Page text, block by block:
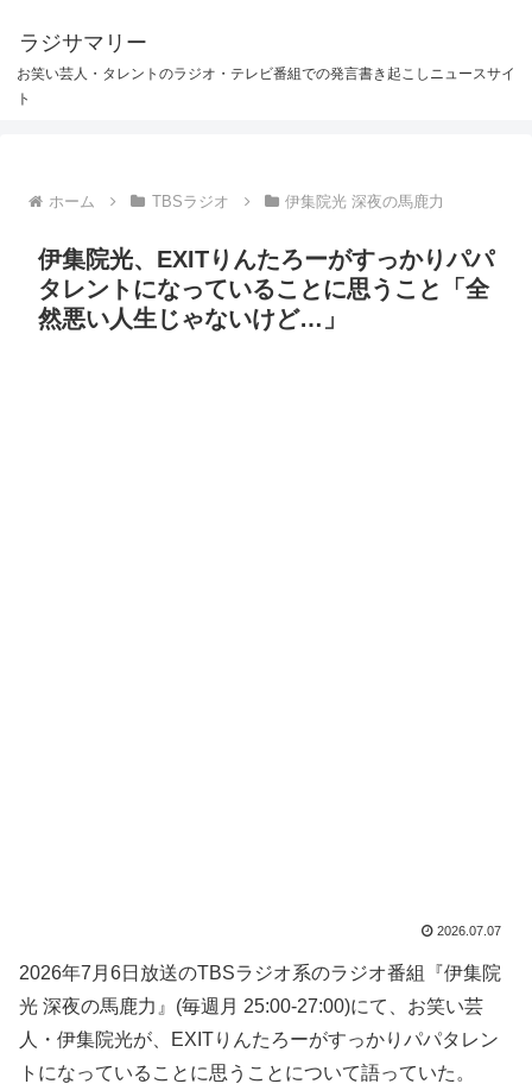
ラジサマリー
お笑い芸人・タレントのラジオ・テレビ番組での発言書き起こしニュースサイ
ト
ホーム TBSラジオ 伊集院光 深夜の馬鹿力
伊集院光、EXITりんたろーがすっかりパパ
タレントになっていることに思うこと「全
然悪い人生じゃないけど…」
2026.07.07
2026年7月6日放送のTBSラジオ系のラジオ番組『伊集院
光 深夜の馬鹿力』(毎週月 25:00-27:00)にて、お笑い芸
人・伊集院光が、EXITりんたろーがすっかりパパタレン
トになっていることに思うことについて語っていた。